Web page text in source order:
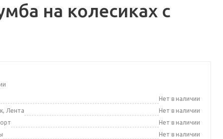
на колесиках с
Нет в наличии
Лента
Нет в наличии
Нет в наличии
Нет в наличии